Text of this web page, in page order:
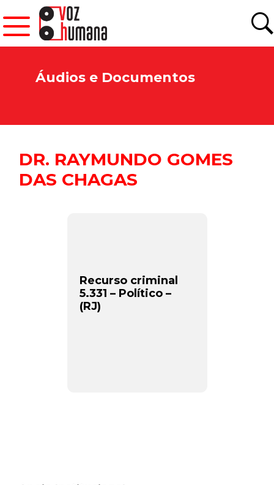
Áudios e Documentos
DR. RAYMUNDO GOMES
DAS CHAGAS
Recurso criminal
5.331 – Político –
(RJ)